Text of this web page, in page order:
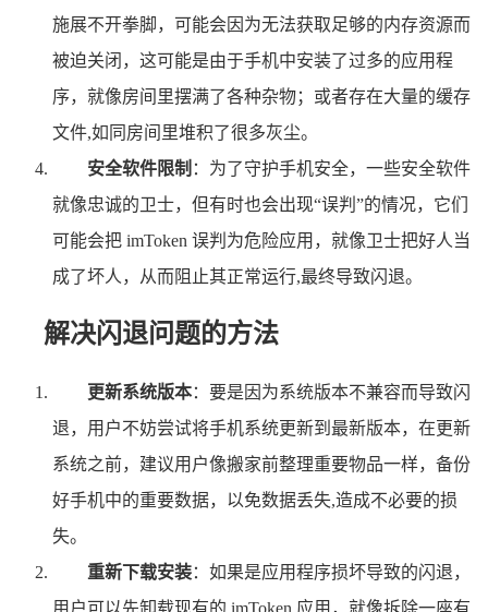
施展不开拳脚，可能会因为无法获取足够的内存资源而
被迫关闭，这可能是由于手机中安装了过多的应用程
序，就像房间里摆满了各种杂物；或者存在大量的缓存
文件,如同房间里堆积了很多灰尘。
安全软件限制 ：为了守护手机安全，一些安全软件
就像忠诚的卫士，但有时也会出现“误判”的情况，它们
可能会把 imToken 误判为危险应用，就像卫士把好人当
成了坏人，从而阻止其正常运行,最终导致闪退。
解决闪退问题的方法
更新系统版本：要是因为系统版本不兼容而导致闪
退，用户不妨尝试将手机系统更新到最新版本，在更新
系统之前，建议用户像搬家前整理重要物品一样，备份
好手机中的重要数据，以免数据丢失,造成不必要的损
失。
重新下载安装：如果是应用程序损坏导致的闪退，
用户可以先卸载现有的 imToken 应用，就像拆除一座有